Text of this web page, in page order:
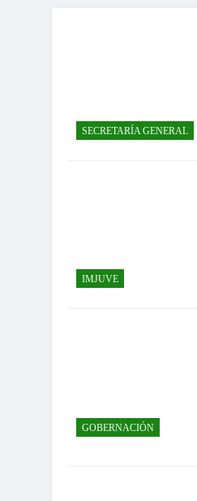
SECRETARÍA GENERAL
IMJUVE
GOBERNACIÓN